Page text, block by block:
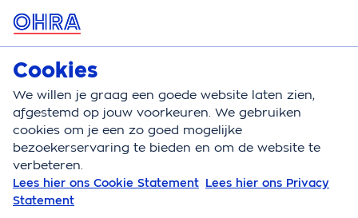
MENU
Kattenverzekering
Kattenverzekering Vergoedingen Ecg hartfilmpje
Ecg of hartfilmpje bij
je kat
Cookies
We willen je graag een goede website laten zien,
afgestemd op jouw voorkeuren. We gebruiken
cookies om je een zo goed mogelijke
bezoekerservaring te bieden en om de website te
verbeteren.
Lees hier ons Cookie Statement Lees hier ons Privacy
Statement